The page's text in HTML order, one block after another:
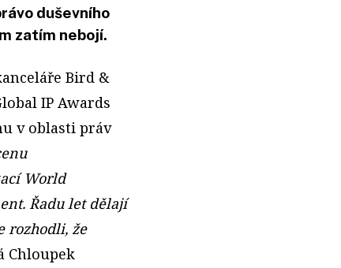
duševního
zatím nebojí.
Bird &
IP Awards
v oblasti práv
World
Řadu let dělají
rozhodli, že
Chloupek